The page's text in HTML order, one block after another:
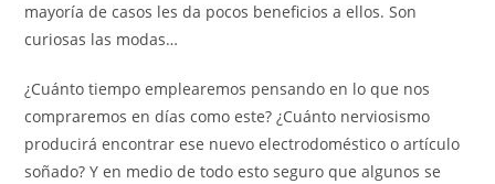
mayoría de casos les da pocos beneficios a ellos. Son
curiosas las modas…
¿Cuánto tiempo emplearemos pensando en lo que nos
compraremos en días como este? ¿Cuánto nerviosismo
producirá encontrar ese nuevo electrodoméstico o artículo
soñado? Y en medio de todo esto seguro que algunos se